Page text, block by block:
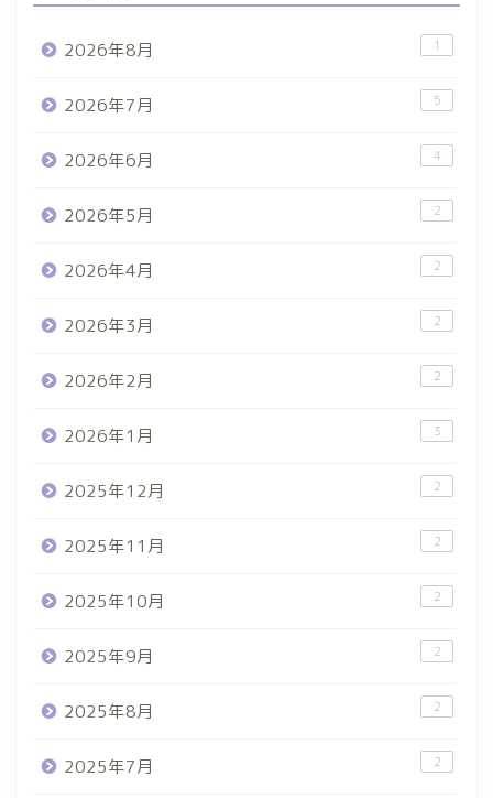
2026年8月 1
2026年7月 5
2026年6月 4
2026年5月 2
2026年4月 2
2026年3月 2
2026年2月 2
2026年1月 3
2025年12月 2
2025年11月 2
2025年10月 2
2025年9月 2
2025年8月 2
2025年7月 2